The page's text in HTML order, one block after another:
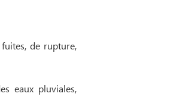
de rupture,
eaux pluviales,